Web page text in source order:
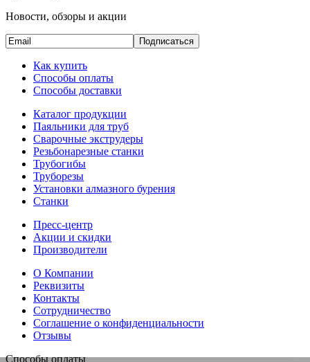
Новости, обзоры и акции
Подписаться
Как купить
Способы оплаты
Способы доставки
Каталог продукции
Паяльники для труб
Сварочные экструдеры
Резьбонарезные станки
Трубогибы
Труборезы
Установки алмазного бурения
Станки
Пресс-центр
Акции и скидки
Производители
О Компании
Реквизиты
Контакты
Сотрудничество
Соглашение о конфиденциальности
Отзывы
Способы оплаты